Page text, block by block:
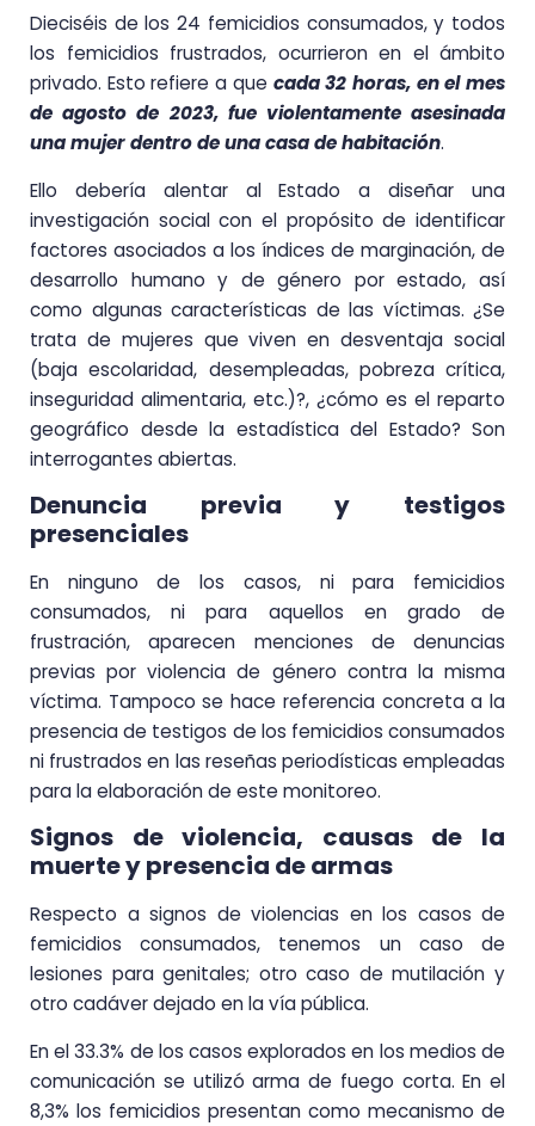
Dieciséis de los 24 femicidios consumados, y todos
los femicidios frustrados, ocurrieron en el ámbito
privado. Esto refiere a que cada 32 horas, en el mes
de agosto de 2023, fue violentamente asesinada
una mujer dentro de una casa de habitación.
Ello debería alentar al Estado a diseñar una
investigación social con el propósito de identificar
factores asociados a los índices de marginación, de
desarrollo humano y de género por estado, así
como algunas características de las víctimas. ¿Se
trata de mujeres que viven en desventaja social
(baja escolaridad, desempleadas, pobreza crítica,
inseguridad alimentaria, etc.)?, ¿cómo es el reparto
geográfico desde la estadística del Estado? Son
interrogantes abiertas.
Denuncia previa y testigos
presenciales
En ninguno de los casos, ni para femicidios
consumados, ni para aquellos en grado de
frustración, aparecen menciones de denuncias
previas por violencia de género contra la misma
víctima. Tampoco se hace referencia concreta a la
presencia de testigos de los femicidios consumados
ni frustrados en las reseñas periodísticas empleadas
para la elaboración de este monitoreo.
Signos de violencia, causas de la
muerte y presencia de armas
Respecto a signos de violencias en los casos de
femicidios consumados, tenemos un caso de
lesiones para genitales; otro caso de mutilación y
otro cadáver dejado en la vía pública.
En el 33.3% de los casos explorados en los medios de
comunicación se utilizó arma de fuego corta. En el
8,3% los femicidios presentan como mecanismo de